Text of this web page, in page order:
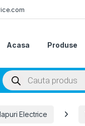
Acasa Produse
Products search
Electrice